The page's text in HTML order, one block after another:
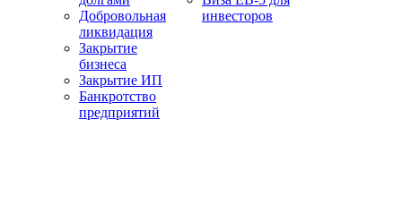
Добровольная
ликвидация
Закрытие
бизнеса
Закрытие ИП
Банкротство
предприятий
инвесторов